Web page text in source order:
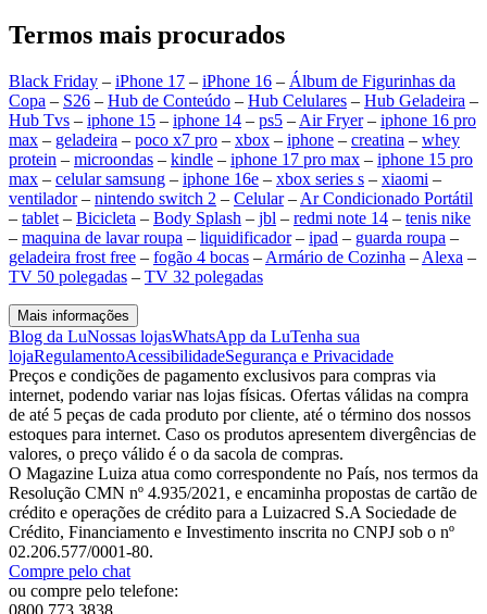
Termos mais procurados
Black Friday – iPhone 17 – iPhone 16 – Álbum de Figurinhas da
Copa – S26 – Hub de Conteúdo – Hub Celulares – Hub Geladeira –
Hub Tvs – iphone 15 – iphone 14 – ps5 – Air Fryer– iphone 16 pro
max – geladeira – poco x7 pro – xbox – iphone – creatina – whey
protein – microondas – kindle – iphone 17 pro max – iphone 15 pro
max – celular samsung – iphone 16e – xbox series s – xiaomi –
ventilador– nintendo switch 2 – Celular– Ar Condicionado Portátil
– tablet – Bicicleta – Body Splash – jbl – redmi note 14 – tenis nike
– maquina de lavar roupa – liquidificador– ipad – guarda roupa –
geladeira frost free – fogão 4 bocas – Armário de Cozinha – Alexa –
TV 50 polegadas – TV 32 polegadas
Mais informações
Blog da LuNossas lojasWhatsApp da LuTenha sua
lojaRegulamentoAcessibilidadeSegurança e Privacidade
Preços e condições de pagamento exclusivos para compras via
internet, podendo variar nas lojas físicas. Ofertas válidas na compra
de até 5 peças de cada produto por cliente, até o término dos nossos
estoques para internet. Caso os produtos apresentem divergências de
valores, o preço válido é o da sacola de compras.
O Magazine Luiza atua como correspondente no País, nos termos da
Resolução CMN nº 4.935/2021, e encaminha propostas de cartão de
crédito e operações de crédito para a Luizacred S.A Sociedade de
Crédito, Financiamento e Investimento inscrita no CNPJ sob o nº
02.206.577/0001-80.
Compre pelo chat
ou compre pelo telefone: